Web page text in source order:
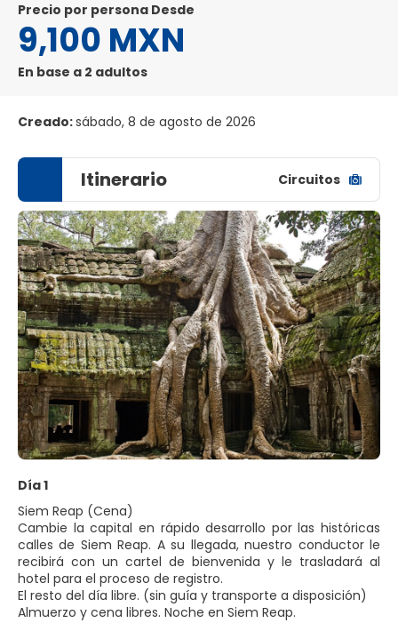
precio por persona Desde
9,100 MXN
En base a 2 adultos
Creado:sábado, 8 de agosto de 2026
Itinerario Circuitos
Día 1
Siem Reap (Cena)
Cambie la capital en rápido desarrollo por las históricas
calles de Siem Reap. A su llegada, nuestro conductor le
recibirá con un cartel de bienvenida y le trasladará al
hotel para el proceso de registro.
El resto del día libre. (sin guía y transporte a disposición)
Almuerzo y cena libres. Noche en Siem Reap.